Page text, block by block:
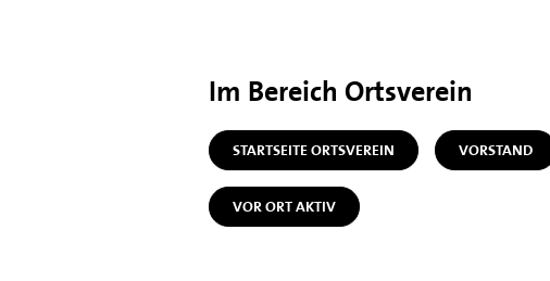
Im Bereich Ortsverein
STARTSEITE ORTSVEREIN VORSTAND
VOR ORT AKTIV